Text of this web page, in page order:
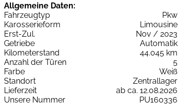
Allgemeine Daten:
Fahrzeugtyp
Pkw
Karosserieform
Limousine
Erst-Zul.
Nov / 2023
Getriebe
Automatik
Kilometerstand
44.045 km
Anzahl der Türen
5
Farbe
Weiß
Standort
Zentrallager
Lieferzeit
ab ca. 12.08.2026
Unsere Nummer
PU160336